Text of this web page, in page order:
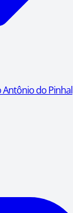
Antônio do Pinhal